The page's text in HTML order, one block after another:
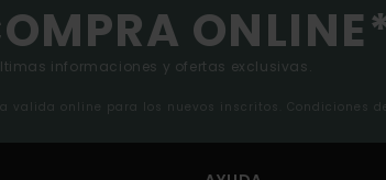
informaciones y ofertas exclusivas.
valida online para los nuevos inscritos. Condiciones